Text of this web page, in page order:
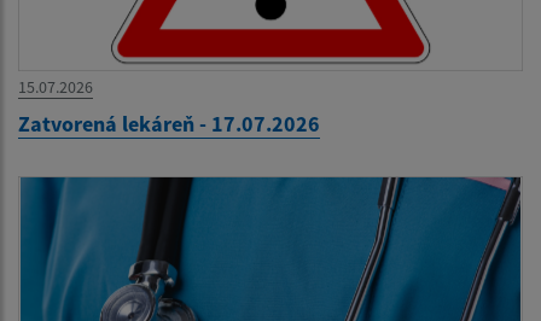
15.07.2026
Zatvorená lekáreň - 17.07.2026